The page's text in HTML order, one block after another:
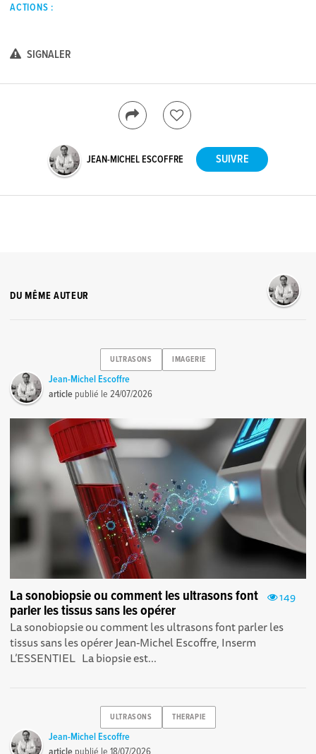
ACTIONS :
SIGNALER
JEAN-MICHEL ESCOFFRE
DU MÊME AUTEUR
ULTRASONS IMAGERIE
Jean-Michel Escoffre
article publié le24/07/2026
149
La sonobiopsie ou comment les ultrasons font
parler les tissus sans les opérer
La sonobiopsie ou comment les ultrasons font parler les
tissus sans les opérer Jean-Michel Escoffre, Inserm
L’ESSENTIEL La biopsie est...
ULTRASONS THERAPIE
Jean-Michel Escoffre